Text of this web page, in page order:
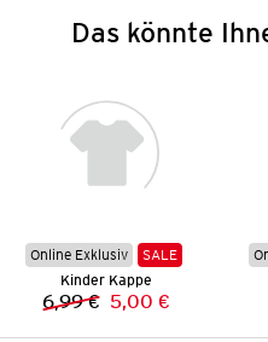
Das könnte
Online Exklusiv
SALE
Kinder Kappe
Vorheriger Preis:
6,99 € Neuer Preis:
5,00 €